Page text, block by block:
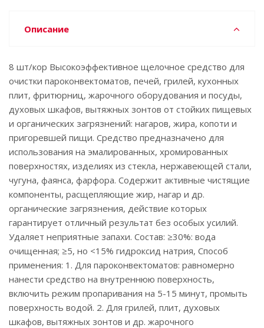
Описание
8 шт/кор Высокоэффективное щелочное средство для
очистки пароконвектоматов, печей, грилей, кухонных
плит, фритюрниц, жарочного оборудования и посуды,
духовых шкафов, вытяжных зонтов от стойких пищевых
и органических загрязнений: нагаров, жира, копоти и
пригоревшей пищи. Средство предназначено для
использования на эмалированных, хромированных
поверхностях, изделиях из стекла, нержавеющей стали,
чугуна, фаянса, фарфора. Содержит активные чистящие
компоненты, расщепляющие жир, нагар и др.
органические загрязнения, действие которых
гарантирует отличный результат без особых усилий.
Удаляет неприятные запахи. Состав: ≥30%: вода
очищенная; ≥5, но <15% гидроксид натрия, Способ
применения: 1. Для пароконвектоматов: равномерно
нанести средство на внутреннюю поверхность,
включить режим пропаривания на 5-15 минут, промыть
поверхность водой. 2. Для грилей, плит, духовых
шкафов, вытяжных зонтов и др. жарочного